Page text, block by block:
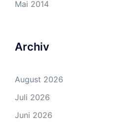
Mai 2014
Archiv
August 2026
Juli 2026
Juni 2026